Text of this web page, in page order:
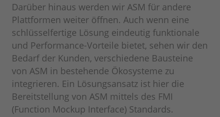
Darüber hinaus werden wir ASM für andere
Plattformen weiter öffnen. Auch wenn eine
schlüsselfertige Lösung eindeutig funktionale
und Performance-Vorteile bietet, sehen wir den
Bedarf der Kunden, verschiedene Bausteine
von ASM in bestehende Ökosysteme zu
integrieren. Ein Lösungsansatz ist hier die
Bereitstellung von ASM mittels des FMI
(Function Mockup Interface) Standards.